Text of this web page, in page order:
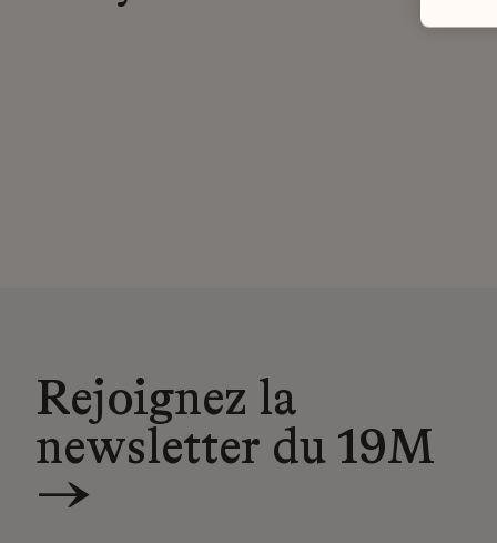
Rejoignez la
newsletter du 19M
→